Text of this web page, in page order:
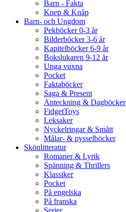
Barn - Fakta
Knep & Knåp
Barn- och Ungdom
Pekböcker 0-3 år
Bilderböcker 3-6 år
Kapitelböcker 6-9 år
Bokslukaren 9-12 år
Unga vuxna
Pocket
Faktaböcker
Saga & Present
Anteckning & Dagböcker
FidgetToys
Leksaker
Nyckelringar & Smått
Målar- & pysselböcker
Skönlitteratur
Romaner & Lyrik
Spänning & Thrillers
Klassiker
Pocket
På engelska
På franska
Serier